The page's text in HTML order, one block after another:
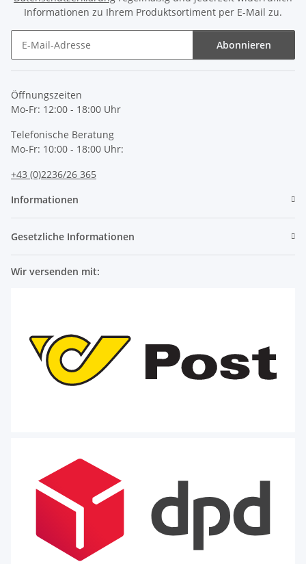
Informationen zu Ihrem Produktsortiment per E-Mail zu.
Abonnieren
Öffnungszeiten
Mo-Fr: 12:00 - 18:00 Uhr
Telefonische Beratung
Mo-Fr: 10:00 - 18:00 Uhr:
+43 (0)2236/26 365
Informationen
Gesetzliche Informationen
Wir versenden mit: